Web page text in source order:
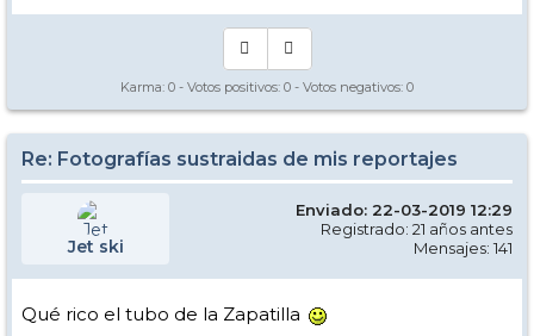
Karma: 0 - Votos positivos: 0 - Votos negativos: 0
Re: Fotografías sustraidas de mis reportajes
Jet ski
Enviado: 22-03-2019 12:29
Registrado: 21 años antes
Mensajes: 141
Qué rico el tubo de la Zapatilla